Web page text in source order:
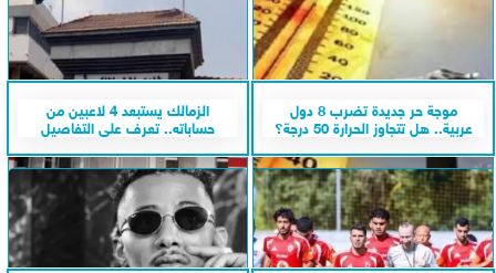
موجة حر جديدة تضرب 8 دول
عربية.. هل تتجاوز الحرارة 50 درجة؟
الزمالك يستبعد 4 لاعبين من
حساباته.. تعرف على التفاصيل